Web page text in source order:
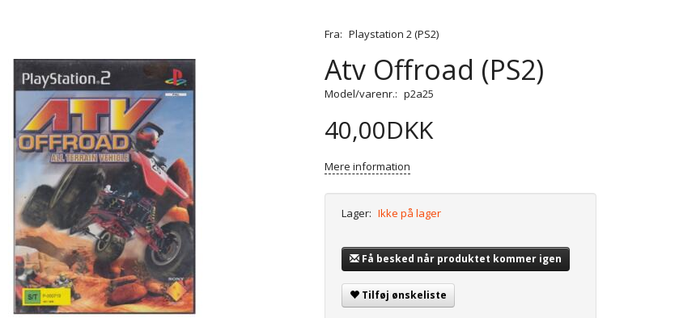
Fra: Playstation 2 (PS2)
Atv Offroad (PS2)
Model/varenr.: p2a25
40,00DKK
Mere information
Lager: Ikke på lager
Få besked når produktet kommer igen
Tilføj ønskeliste